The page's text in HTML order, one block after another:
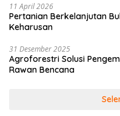
11 April 2026
Pertanian Berkelanjutan
Keharusan
31 Desember 2025
Agroforestri Solusi
Rawan Bencana